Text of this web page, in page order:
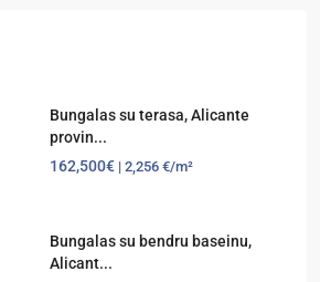
Bungalas su terasa, Alicante
provin...
162,500€ | 2,256 €/m²
Bungalas su bendru baseinu,
Alicant...